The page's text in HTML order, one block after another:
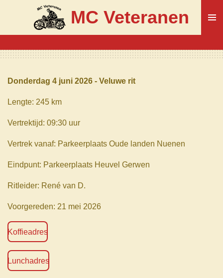
naar
de
MC Veteranen
Donderdag 4 juni 2026 - Veluwe rit
Lengte: 245 km
Vertrektijd: 09:30 uur
Vertrek vanaf: Parkeerplaats Oude landen Nuenen
Eindpunt: Parkeerplaats Heuvel Gerwen
Ritleider: René van D.
Voorgereden: 21 mei 2026
Koffieadres
Lunchadres